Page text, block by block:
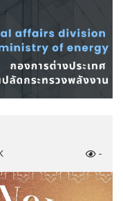
งบประมาณรอบ
จำปี
านประจำปี
-